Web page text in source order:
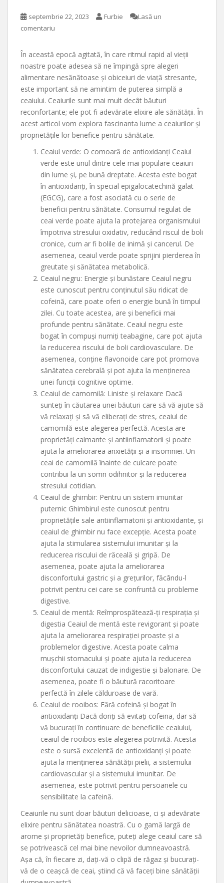
septembrie 22, 2023 Furbie
Lasă un
comentariu
În această epocă agitată, în care ritmul rapid al vieții
noastre poate adesea să ne împingă spre alegeri
alimentare nesănătoase și obiceiuri de viață stresante,
este important să ne amintim de puterea simplă a
ceaiului. Ceaiurile sunt mai mult decât băuturi
reconfortante; ele pot fi adevărate elixire ale sănătății. În
acest articol vom explora fascinanta lume a ceaiurilor și
proprietățile lor benefice pentru sănătate.
Ceaiul verde: O comoară de antioxidanți Ceaiul
verde este unul dintre cele mai populare ceaiuri
din lume și, pe bună dreptate. Acesta este bogat
în antioxidanți, în special epigalocatechină galat
(EGCG), care a fost asociată cu o serie de
beneficii pentru sănătate. Consumul regulat de
ceai verde poate ajuta la protejarea organismului
împotriva stresului oxidativ, reducând riscul de boli
cronice, cum ar fi bolile de inimă și cancerul. De
asemenea, ceaiul verde poate sprijini pierderea în
greutate și sănătatea metabolică.
Ceaiul negru: Energie și bunăstare Ceaiul negru
este cunoscut pentru conținutul său ridicat de
cofeină, care poate oferi o energie bună în timpul
zilei. Cu toate acestea, are și beneficii mai
profunde pentru sănătate. Ceaiul negru este
bogat în compuși numiți teabagine, care pot ajuta
la reducerea riscului de boli cardiovasculare. De
asemenea, conține flavonoide care pot promova
sănătatea cerebrală și pot ajuta la menținerea
unei funcții cognitive optime.
Ceaiul de camomilă: Liniste și relaxare Dacă
sunteți în căutarea unei băuturi care să vă ajute să
vă relaxați și să vă eliberați de stres, ceaiul de
camomilă este alegerea perfectă. Acesta are
proprietăți calmante și antiinflamatorii și poate
ajuta la ameliorarea anxietății și a insomniei. Un
ceai de camomilă înainte de culcare poate
contribui la un somn odihnitor și la reducerea
stresului cotidian.
Ceaiul de ghimbir: Pentru un sistem imunitar
puternic Ghimbirul este cunoscut pentru
proprietățile sale antiinflamatorii și antioxidante, și
ceaiul de ghimbir nu face excepție. Acesta poate
ajuta la stimularea sistemului imunitar și la
reducerea riscului de răceală și gripă. De
asemenea, poate ajuta la ameliorarea
disconfortului gastric și a grețurilor, făcându-l
potrivit pentru cei care se confruntă cu probleme
digestive.
Ceaiul de mentă: Reîmprospătează-ți respirația și
digestia Ceaiul de mentă este revigorant și poate
ajuta la ameliorarea respirației proaste și a
problemelor digestive. Acesta poate calma
mușchii stomacului și poate ajuta la reducerea
disconfortului cauzat de indigestie și balonare. De
asemenea, poate fi o băutură racoritoare
perfectă în zilele călduroase de vară.
Ceaiul de rooibos: Fără cofeină și bogat în
antioxidanți Dacă doriți să evitați cofeina, dar să
vă bucurați în continuare de beneficiile ceaiului,
ceaiul de rooibos este alegerea potrivită. Acesta
este o sursă excelentă de antioxidanți și poate
ajuta la menținerea sănătății pielii, a sistemului
cardiovascular și a sistemului imunitar. De
asemenea, este potrivit pentru persoanele cu
sensibilitate la cafeină.
Ceaiurile nu sunt doar băuturi delicioase, ci și adevărate
elixire pentru sănătatea noastră. Cu o gamă largă de
arome și proprietăți benefice, puteți alege ceaiul care să
se potrivească cel mai bine nevoilor dumneavoastră.
Așa că, în fiecare zi, dați-vă o clipă de răgaz și bucurați-
vă de o ceașcă de ceai, știind că vă faceți bine sănătății